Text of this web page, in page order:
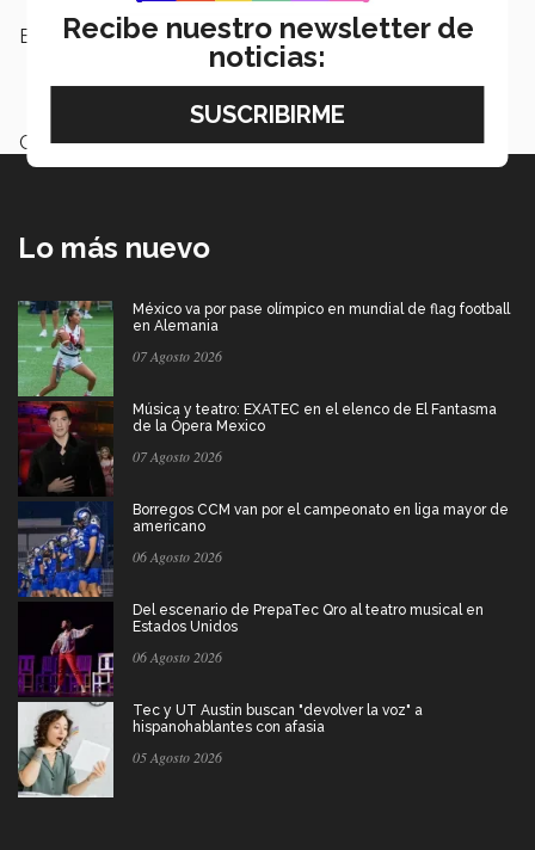
Etiquetas:
Museo Memoria y Tolerancia,
Sentido Humano,
Tolerancia
Categoría: Institución
Lo más nuevo
México va por pase olímpico en mundial de flag football
en Alemania
07 Agosto 2026
Música y teatro: EXATEC en el elenco de El Fantasma
de la Ópera Mexico
07 Agosto 2026
Borregos CCM van por el campeonato en liga mayor de
americano
06 Agosto 2026
Del escenario de PrepaTec Qro al teatro musical en
Estados Unidos
06 Agosto 2026
Tec y UT Austin buscan "devolver la voz" a
hispanohablantes con afasia
05 Agosto 2026
Recibe nuestro newsletter de
noticias: